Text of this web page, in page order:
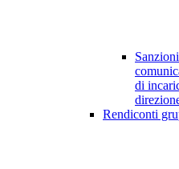
di
Rendiconti